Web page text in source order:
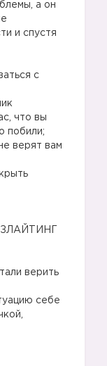
а он
и спустя
с
что вы
побили;⠀
верят вам
верить
себе